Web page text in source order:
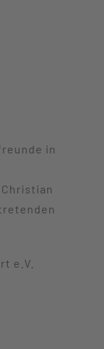
in
e.V.